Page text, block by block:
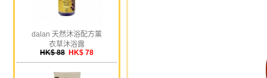
dalan 天然沐浴配方薰
衣草沐浴露
HK$ 88 HK$ 78